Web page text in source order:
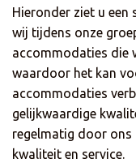
Hieronder ziet u een
wij tijdens onze
accommodaties die
waardoor het kan
accommodaties
gelijkwaardige
regelmatig door ons
kwaliteit en service.